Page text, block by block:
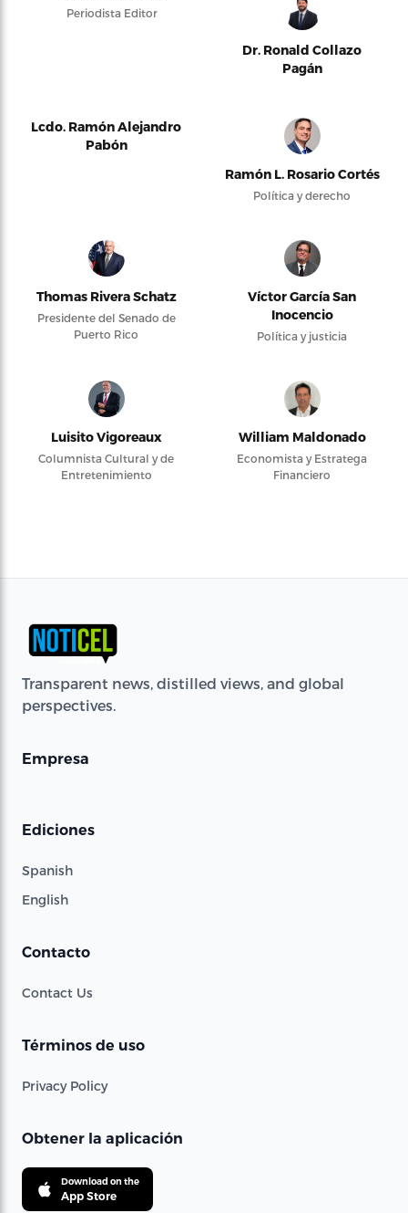
Periodista Editor
Dr. Ronald Collazo
Pagán
Lcdo. Ramón Alejandro
Pabón
Ramón L. Rosario Cortés
Política y derecho
Thomas Rivera Schatz
Presidente del Senado de
Puerto Rico
Víctor García San
Inocencio
Política y justicia
Luisito Vigoreaux
Columnista Cultural y de
Entretenimiento
William Maldonado
Economista y Estratega
Financiero
Transparent news, distilled views, and global
perspectives.
Empresa
Ediciones
Spanish
English
Contacto
Contact Us
Términos de uso
Privacy Policy
Obtener la aplicación
Download on the
App Store